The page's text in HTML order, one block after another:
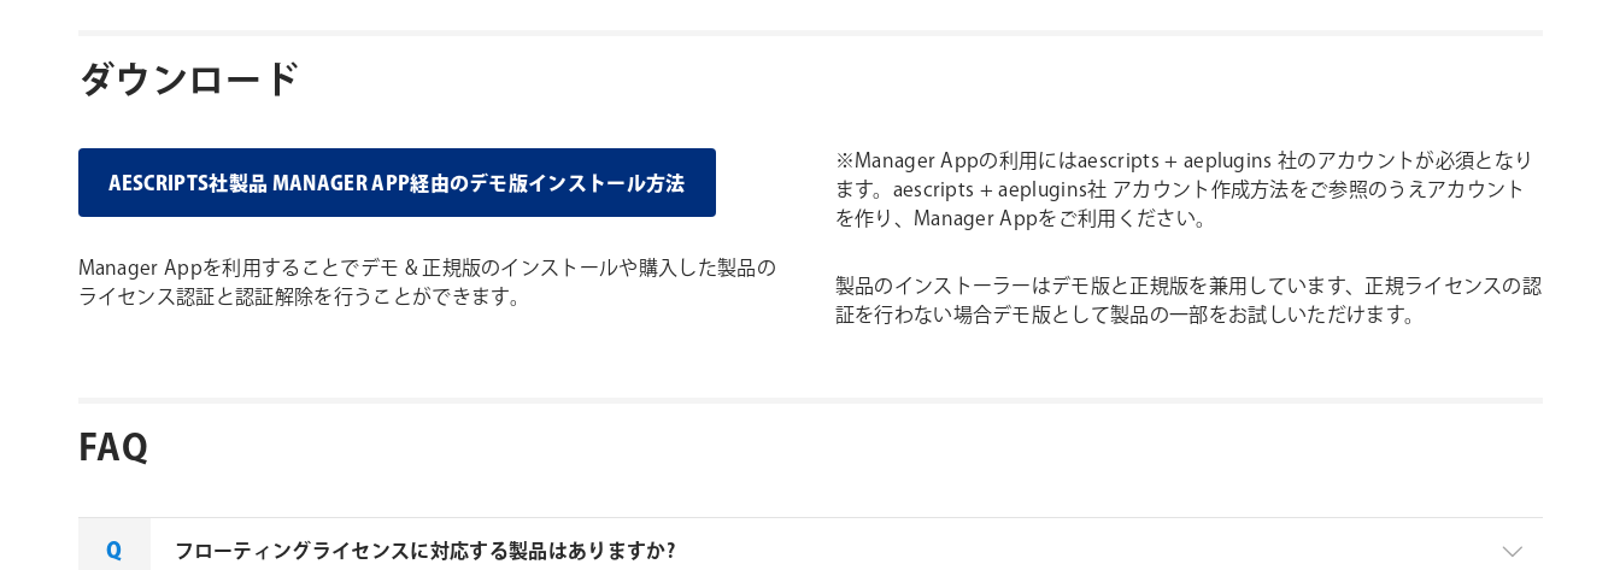
ダウンロード
AESCRIPTS社製品 MANAGER APP経由のデモ版インストール方法
Manager Appを利用することでデモ & 正規版のインストールや購入した製品の
ライセンス認証と認証解除を行うことができます。
※Manager Appの利用にはaescripts + aeplugins 社のアカウントが必須となり
ます。aescripts + aeplugins社 アカウント作成方法をご参照のうえアカウント
を作り、Manager Appをご利用ください。
製品のインストーラーはデモ版と正規版を兼用しています、正規ライセンスの認
証を行わない場合デモ版として製品の一部をお試しいただけます。
FAQ
フローティングライセンスに対応する製品はありますか?